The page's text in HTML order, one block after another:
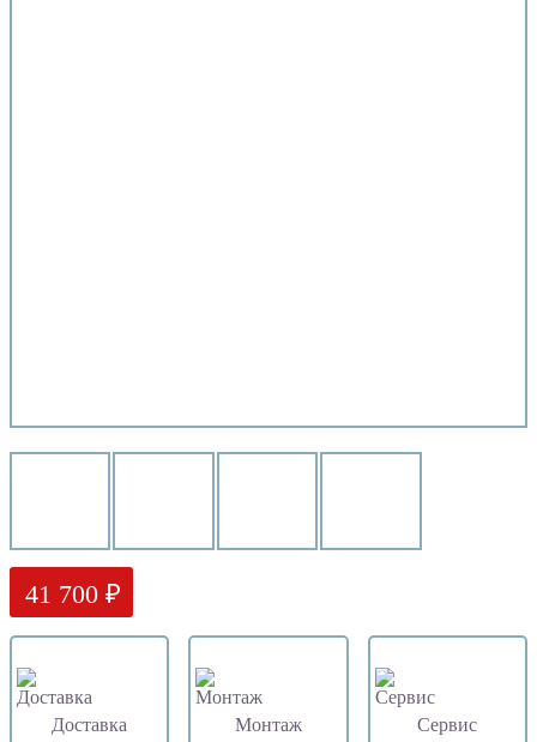
41 700 ₽
Доставка Монтаж Сервис